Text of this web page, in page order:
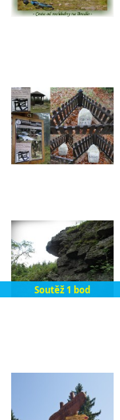
Soutěž 1 bod